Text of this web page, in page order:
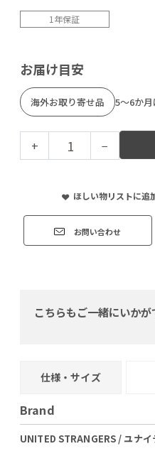
1年保証
お届け目安
海外お取り寄せ品 5～6か
+ −
ほしい物リストに追
お問い合わせ
こちらもご一緒にいかが
仕様・サイズ
Brand
UNITED STRANGERS / ユナ